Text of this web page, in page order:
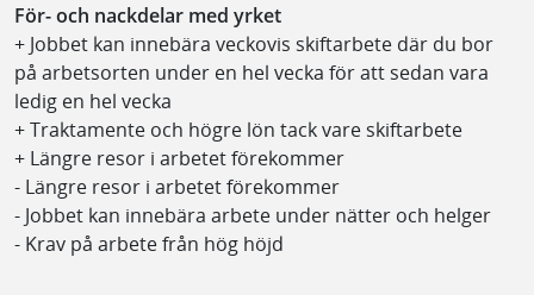
För- och nackdelar med yrket
+ Jobbet kan innebära veckovis skiftarbete där du bor
på arbetsorten under en hel vecka för att sedan vara
ledig en hel vecka
+ Traktamente och högre lön tack vare skiftarbete
+ Längre resor i arbetet förekommer
- Längre resor i arbetet förekommer
- Jobbet kan innebära arbete under nätter och helger
- Krav på arbete från hög höjd